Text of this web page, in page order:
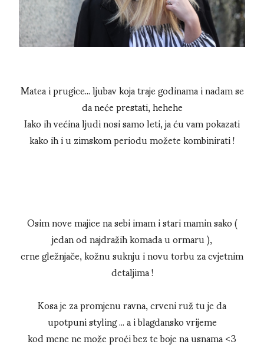
Matea i prugice... ljubav koja traje godinama i nadam se
da neće prestati, hehehe
Iako ih većina ljudi nosi samo leti, ja ću vam pokazati
kako ih i u zimskom periodu možete kombinirati !
Osim nove majice na sebi imam i stari mamin sako (
jedan od najdražih komada u ormaru ),
crne gležnjače, kožnu suknju i novu torbu za cvjetnim
detaljima !
Kosa je za promjenu ravna, crveni ruž tu je da
upotpuni styling ... a i blagdansko vrijeme
kod mene ne može proći bez te boje na usnama <3